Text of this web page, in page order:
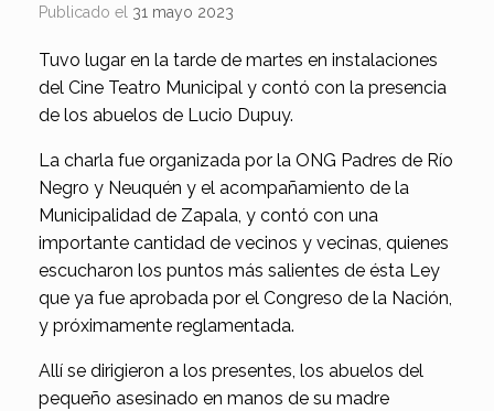
Publicado el 31 mayo 2023
Tuvo lugar en la tarde de martes en instalaciones
del Cine Teatro Municipal y contó con la presencia
de los abuelos de Lucio Dupuy.
La charla fue organizada por la ONG Padres de Río
Negro y Neuquén y el acompañamiento de la
Municipalidad de Zapala, y contó con una
importante cantidad de vecinos y vecinas, quienes
escucharon los puntos más salientes de ésta Ley
que ya fue aprobada por el Congreso de la Nación,
y próximamente reglamentada.
Allí se dirigieron a los presentes, los abuelos del
pequeño asesinado en manos de su madre